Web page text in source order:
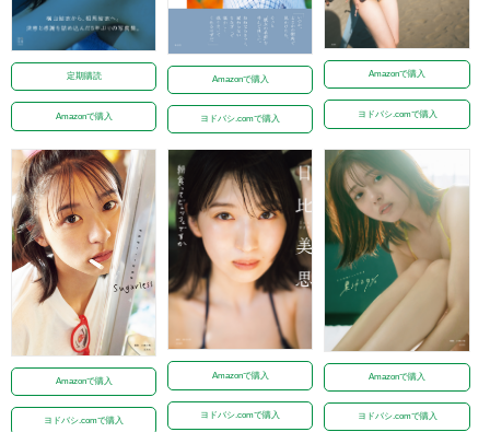
定期購読
Amazonで購入
Amazonで購入
ヨドバシ.comで購入
Amazonで購入
ヨドバシ.comで購入
Amazonで購入
ヨドバシ.comで購入
Amazonで購入
ヨドバシ.comで購入
Amazonで購入
ヨドバシ.comで購入